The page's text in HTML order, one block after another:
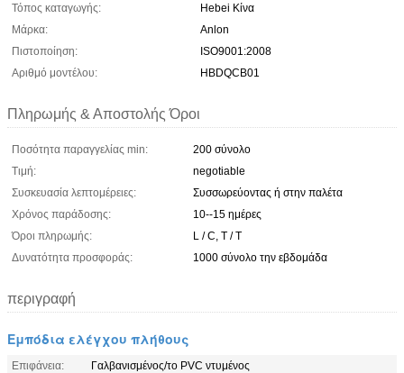
Τόπος καταγωγής:
Hebei Κίνα
Μάρκα:
Anlon
Πιστοποίηση:
ISO9001:2008
Αριθμό μοντέλου:
HBDQCB01
Πληρωμής & Αποστολής Όροι
Ποσότητα παραγγελίας min:
200 σύνολο
Τιμή:
negotiable
Συσκευασία λεπτομέρειες:
Συσσωρεύοντας ή στην παλέτα
Χρόνος παράδοσης:
10--15 ημέρες
Όροι πληρωμής:
L / C, T / T
Δυνατότητα προσφοράς:
1000 σύνολο την εβδομάδα
περιγραφή
Εμπόδια ελέγχου πλήθους
Επιφάνεια:
Γαλβανισμένος/το PVC ντυμένος